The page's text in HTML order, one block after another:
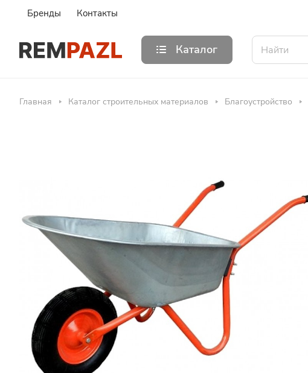
Бренды Контакты
Каталог
Главная Каталог строительных материалов Благоустройство